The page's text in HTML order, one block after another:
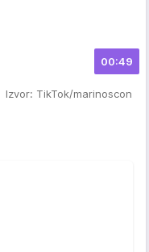
00:49
Izvor: TikTok/marinoscon